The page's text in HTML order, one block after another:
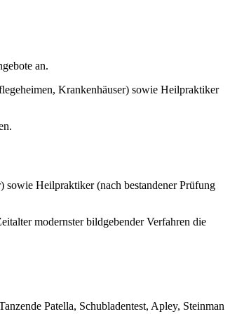
an.
Krankenhäuser) sowie Heilpraktiker
sowie Heilpraktiker (nach bestandener Prüfung
modernster bildgebender Verfahren die
Patella, Schubladentest, Apley, Steinman